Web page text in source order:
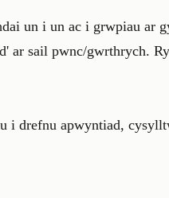
un i un ac i grwpiau ar
ar sail pwnc/gwrthrych.
i drefnu apwyntiad,